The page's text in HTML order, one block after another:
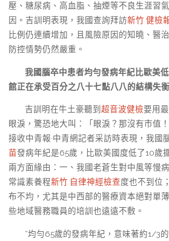
壓、糖尿病、高血脂、抽煙等不良生涯習
因。吉訓明表現，我國查詢拜訪新竹 健檢
比例仍連續增加，且風險原因的知曉、醫
防控情勢仍然嚴重。
我國腦卒中患者均勻發病年紀比歐美
館正在承受百分之八十七點八八的結構失
吉訓明在牛土豪聽到 超音波健檢要用
眼淚，驚恐地大叫：「眼淚？那沒有市值
接收中青報·中青網記者采訪時表現，我國
苗發病年紀是65歲，比歐美國度低了10歲
兩方面緣由：一、我國老蒼生對中風等慢
常識素養程新竹 自律神經檢查度也不到位
布不均，尤其是中西部的醫療資本絕對單薄
些地域醫務職員的培訓也遠遠不敷。
“均勻65歲的發病年紀，意味著約1/3